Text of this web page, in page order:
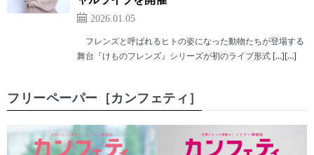
2026.01.05
フレンズと呼ばれるヒトの姿になった動物たちが登場する
舞台『けものフレンズ』シリーズが初のライブ形式 […][…]
フリーペーパー［カンフェティ］